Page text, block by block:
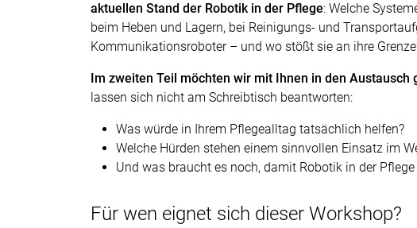
aktuellen Stand der Robotik in der Pflege: Welche
beim Heben und Lagern, bei Reinigungs- und
Kommunikationsroboter – und wo stößt sie an ihre
Im zweiten Teil möchten wir mit Ihnen in den Austausch
lassen sich nicht am Schreibtisch beantworten:
Was würde in Ihrem Pflegealltag tatsächlich helfen?
Welche Hürden stehen einem sinnvollen Einsatz im
Und was braucht es noch, damit Robotik in der
Für wen eignet sich dieser Workshop?